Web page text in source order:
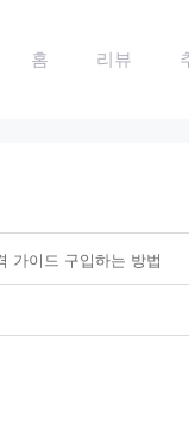
홈 리뷰
가이드 구입하는 방법